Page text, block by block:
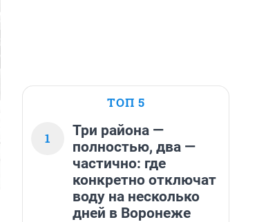
ТОП 5
1
Три района —
полностью, два —
частично: где
конкретно отключат
воду на несколько
дней в Воронеже